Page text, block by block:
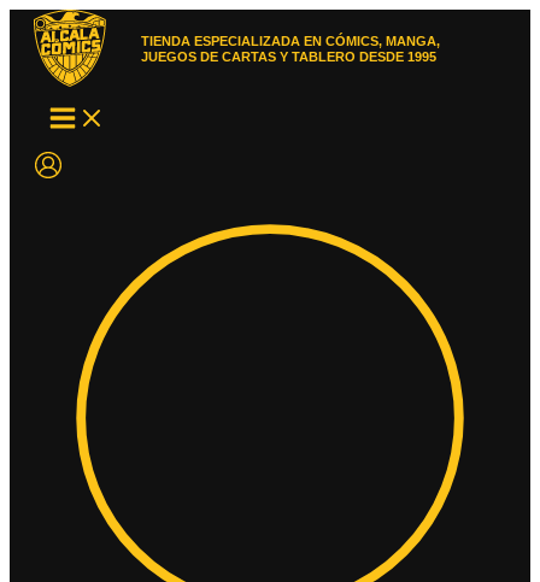
contenido
TIENDA ESPECIALIZADA EN CÓMICS, MANGA,
JUEGOS DE CARTAS Y TABLERO DESDE 1995